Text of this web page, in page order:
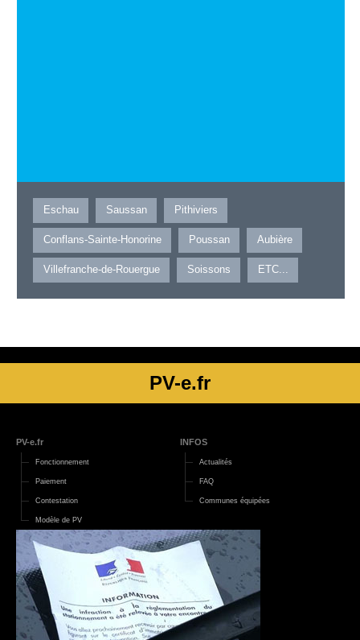
Eschau Saussan Pithiviers
Conflans-Sainte-Honorine Poussan Aubière
Villefranche-de-Rouergue Soissons ETC...
PV-e.fr
PV-e.fr
Fonctionnement
Paiement
Contestation
Modèle de PV
INFOS
Actualités
FAQ
Communes équipées